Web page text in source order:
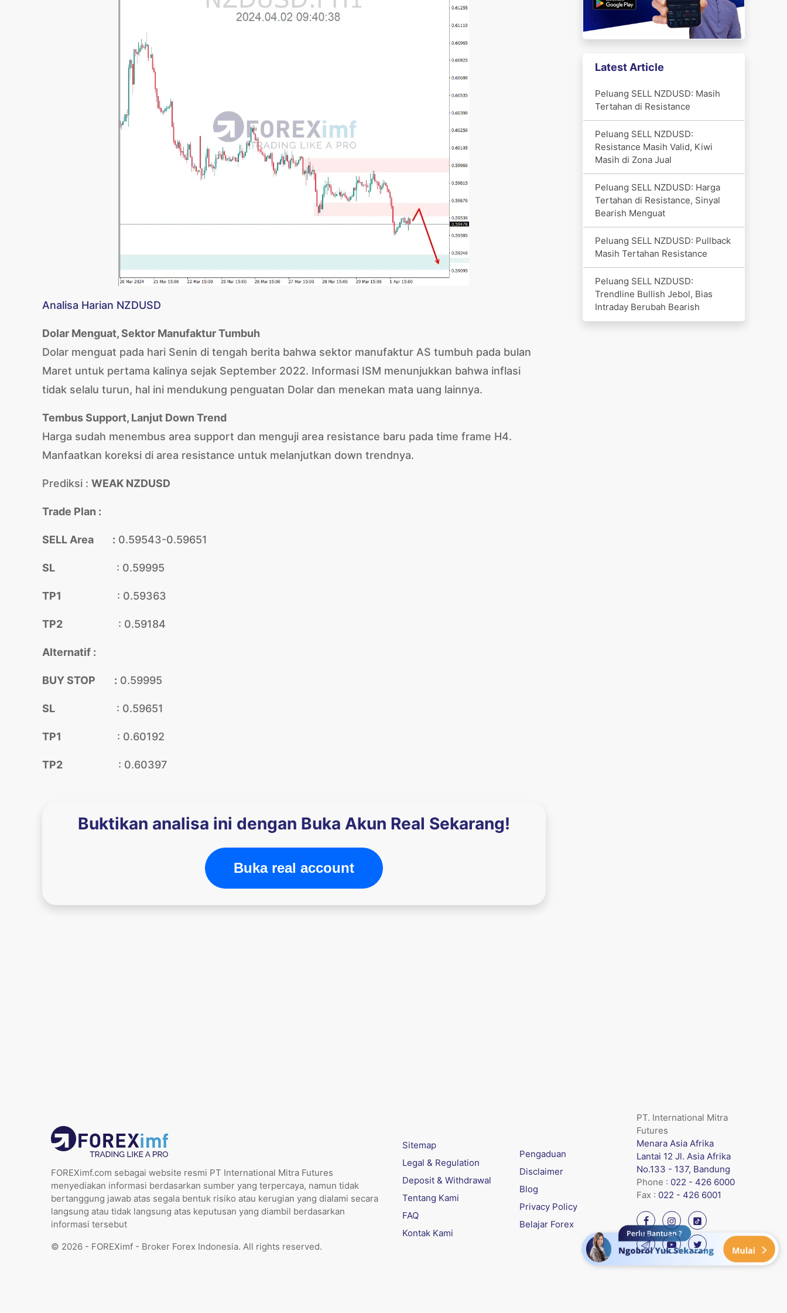
Analisa Harian NZDUSD
Dolar Menguat, Sektor Manufaktur Tumbuh
Dolar menguat pada hari Senin di tengah berita bahwa sektor manufaktur AS tumbuh pada bulan
Maret untuk pertama kalinya sejak September 2022. Informasi ISM menunjukkan bahwa inflasi
tidak selalu turun, hal ini mendukung penguatan Dolar dan menekan mata uang lainnya.
Tembus Support, Lanjut Down Trend
Harga sudah menembus area support dan menguji area resistance baru pada time frame H4.
Manfaatkan koreksi di area resistance untuk melanjutkan down trendnya.
Prediksi : WEAK NZDUSD
Trade Plan :
SELL Area : 0.59543-0.59651
SL : 0.59995
TP1 : 0.59363
TP2 : 0.59184
Alternatif :
BUY STOP : 0.59995
SL : 0.59651
TP1 : 0.60192
TP2 : 0.60397
Buktikan analisa ini dengan Buka Akun Real Sekarang!
Buka real account
Latest Article
Peluang SELL NZDUSD: Masih
Tertahan di Resistance
Peluang SELL NZDUSD:
Resistance Masih Valid, Kiwi
Masih di Zona Jual
Peluang SELL NZDUSD: Harga
Tertahan di Resistance, Sinyal
Bearish Menguat
Peluang SELL NZDUSD: Pullback
Masih Tertahan Resistance
Peluang SELL NZDUSD:
Trendline Bullish Jebol, Bias
Intraday Berubah Bearish
FOREXimf.com sebagai website resmi PT International Mitra Futures
menyediakan informasi berdasarkan sumber yang terpercaya, namun tidak
bertanggung jawab atas segala bentuk risiko atau kerugian yang dialami secara
langsung atau tidak langsung atas keputusan yang diambil berdasarkan
informasi tersebut
© 2026 - FOREXimf - Broker Forex Indonesia. All rights reserved.
Sitemap
Legal & Regulation
Deposit & Withdrawal
Tentang Kami
FAQ
Kontak Kami
Pengaduan
Disclaimer
Blog
Privacy Policy
Belajar Forex
PT. International Mitra
Futures
Menara Asia Afrika
Lantai 12 Jl. Asia Afrika
No.133 - 137, Bandung
Phone : 022 - 426 6000
Fax : 022 - 426 6001